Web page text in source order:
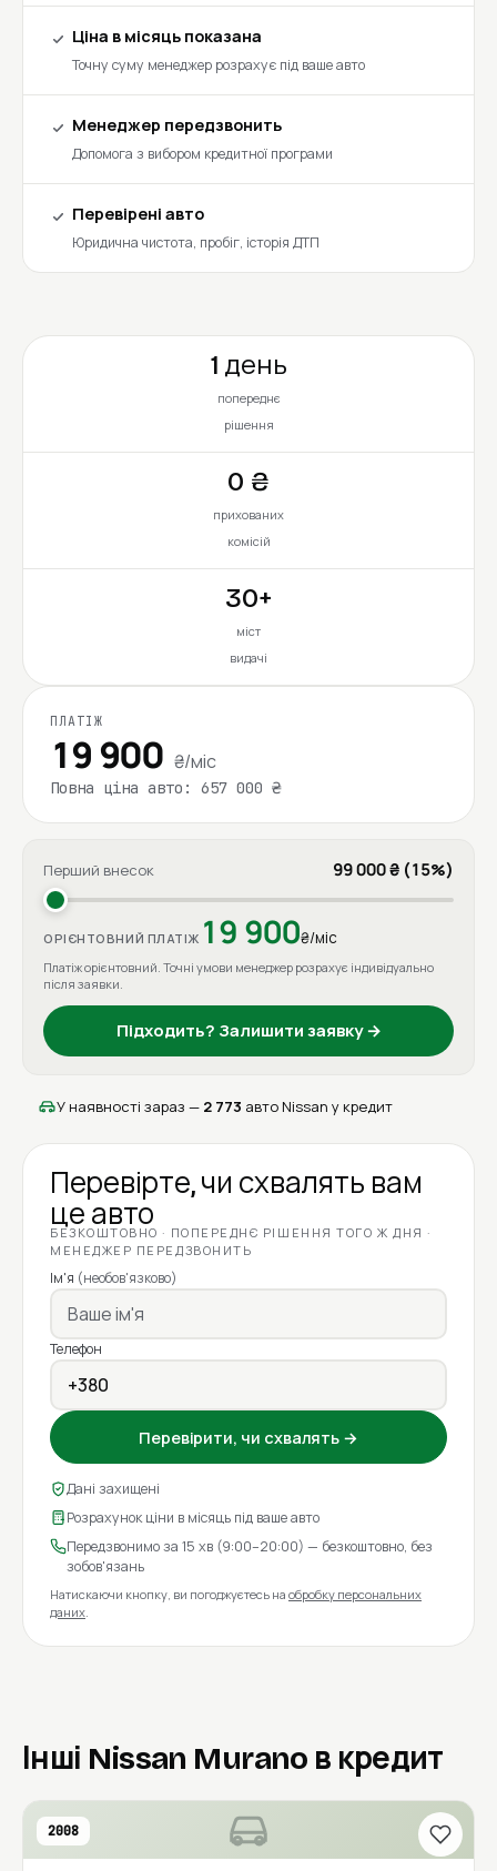
Ціна в місяць показана
Точну суму менеджер розрахує під ваше авто
Менеджер передзвонить
Допомога з вибором кредитної програми
Перевірені авто
Юридична чистота, пробіг, історія ДТП
1 день
попереднє
рішення
0 ₴
прихованих
комісій
30+
міст
видачі
ПЛАТІЖ
19 900 ₴/міс
Повна ціна авто: 657 000 ₴
Перший внесок 99 000 ₴ (15%)
ОРІЄНТОВНИЙ ПЛАТІЖ 19 900₴/міс
Платіж орієнтовний. Точні умови менеджер розрахує індивідуально
після заявки.
Підходить? Залишити заявку →
У наявності зараз — 2 773 авто Nissan у кредит
Перевірте, чи схвалять вам
це авто
БЕЗКОШТОВНО · ПОПЕРЕДНЄ РІШЕННЯ ТОГО Ж ДНЯ ·
МЕНЕДЖЕР ПЕРЕДЗВОНИТЬ
Ім'я (необов'язково)
Телефон
Перевірити, чи схвалять →
Дані захищені
Розрахунок ціни в місяць під ваше авто
Передзвонимо за 15 хв (9:00–20:00) — безкоштовно, без
зобов'язань
Натискаючи кнопку, ви погоджуєтесь на обробку персональних
даних.
Інші Nissan Murano в кредит
2008